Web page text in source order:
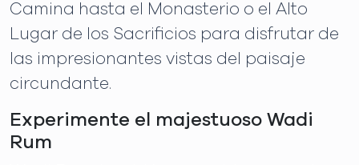
Camina hasta el Monasterio o el Alto
Lugar de los Sacrificios para disfrutar de
las impresionantes vistas del paisaje
circundante.
Experimente el majestuoso Wadi
Rum